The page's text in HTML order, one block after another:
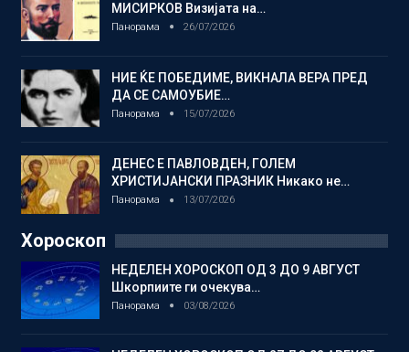
МИСИРКОВ Визијата на…
Панорама 26/07/2026
НИЕ ЌЕ ПОБЕДИМЕ, ВИКНАЛА ВЕРА ПРЕД
ДА СЕ САМОУБИЕ…
Панорама 15/07/2026
ДЕНЕС Е ПАВЛОВДЕН, ГОЛЕМ
ХРИСТИЈАНСКИ ПРАЗНИК Никако не…
Панорама 13/07/2026
Хороскоп
НЕДЕЛЕН ХОРОСКОП ОД 3 ДО 9 АВГУСТ
Шкорпиите ги очекува…
Панорама 03/08/2026